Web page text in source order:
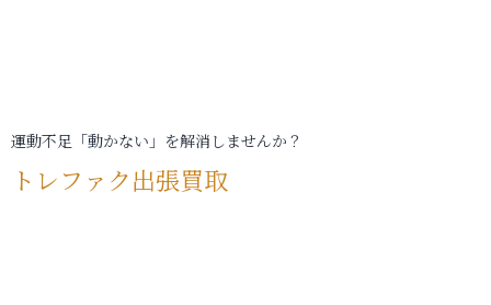
運動不足「動かない」を解消しませんか？
トレファク出張買取